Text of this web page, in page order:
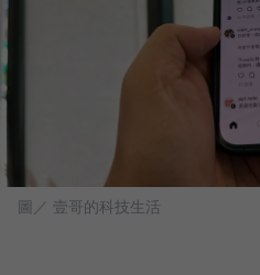
圖／ 壹哥的科技生活